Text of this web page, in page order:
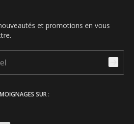
et promotions en vous
SUR :